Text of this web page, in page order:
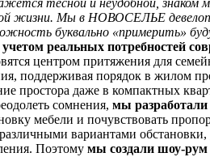
тесной и неудобной, знаком
жизни. Мы в НОВОСЕЛЬЕ
буквально «примерить»
реальных потребностей
центром притяжения для
поддерживая порядок в жилом
простора даже в компактных
сомнения, мы
мебели и почувствовать
вариантами
Поэтому мы создали шоу-рум